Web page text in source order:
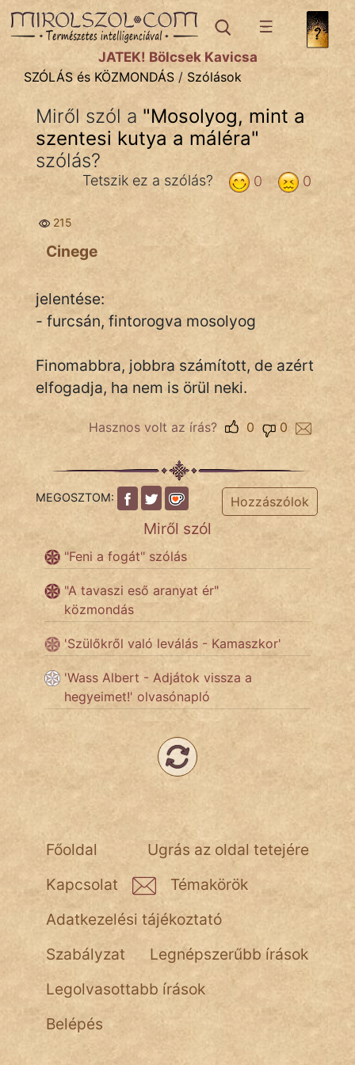
SZÓLÁS ÉS KÖZMONDÁStémák:
Bibliai
Közmondások
Rímelő
Szólások
Tréfás
KÖZMONDÁS
ZENE
FILM
ÉLETMÓD
MAGYARSÁG
És
TÖRTÉNELEM
Jób Gedeon
vörös ördög
JÁTÉK! Bölcsek Kavicsa
SZÓLÁS és KÖZMONDÁS / Szólások
Miről szól a "Mosolyog, mint a
szentesi kutya a máléra"
szólás?
0
0
Tetszik ez a szólás?
215
Cinege
jelentése:
- furcsán, fintorogva mosolyog
Finomabbra, jobbra számított, de azért
elfogadja, ha nem is örül neki.
Hasznos volt az írás? 0
0
MEGOSZTOM: Hozzászólok
Miről szól
"Feni a fogát" szólás
"A tavaszi eső aranyat ér"
közmondás
'Szülőkről való leválás - Kamaszkor'
'Wass Albert - Adjátok vissza a
hegyeimet!' olvasónapló
Ugrás az oldal tetejére
Főoldal
Kapcsolat
Témakörök
Adatkezelési tájékoztató
Szabályzat
Legnépszerűbb írások
Legolvasottabb írások
Belépés